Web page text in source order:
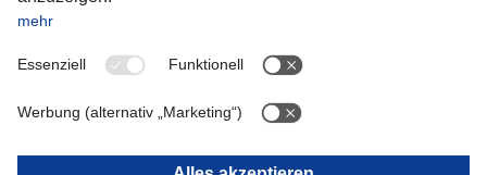
Switzerland
OCEANIA